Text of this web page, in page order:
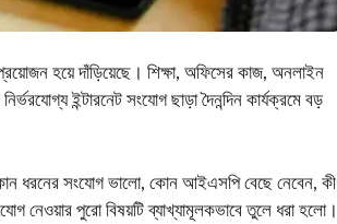
হয়ে দাঁড়িয়েছে। শিক্ষা, অফিসের কাজ, অনলাইন
ইন্টারনেট সংযোগ ছাড়া দৈনন্দিন কার্যক্রমে বড়
ধরনের সংযোগ ভালো, কোন আইএসপি বেছে নেবেন, কী
নেওয়ার পুরো বিষয়টি ব্যাখ্যামূলকভাবে তুলে ধরা হলো।